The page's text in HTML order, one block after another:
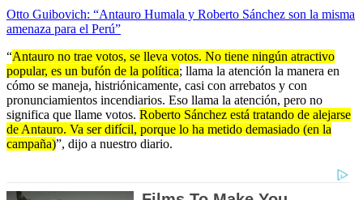
Otto Guibovich: “Antauro Humala y Roberto Sánchez son la misma
amenaza para el Perú”
“Antauro no trae votos, se lleva votos. No tiene ningún atractivo
popular, es un bufón de la política; llama la atención la manera en
cómo se maneja, histriónicamente, casi con arrebatos y con
pronunciamientos incendiarios. Eso llama la atención, pero no
significa que llame votos. Roberto Sánchez está tratando de alejarse
de Antauro. Va ser difícil, porque lo ha metido demasiado (en la
campaña)”, dijo a nuestro diario.